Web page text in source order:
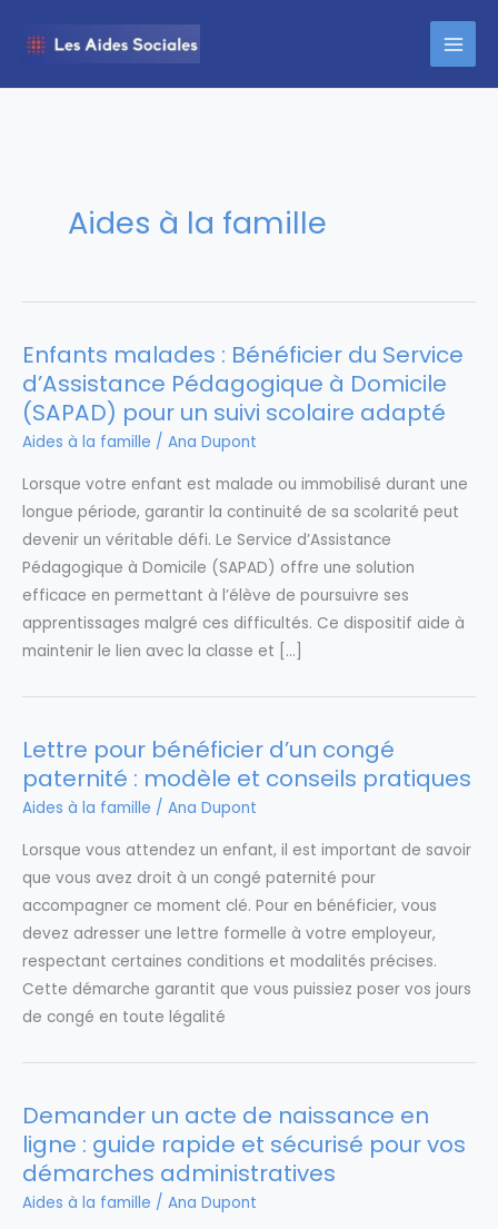
Aides à la famille
Enfants malades : Bénéficier du Service
d’Assistance Pédagogique à Domicile
(SAPAD) pour un suivi scolaire adapté
Aides à la famille / Ana Dupont
Lorsque votre enfant est malade ou immobilisé durant une
longue période, garantir la continuité de sa scolarité peut
devenir un véritable défi. Le Service d’Assistance
Pédagogique à Domicile (SAPAD) offre une solution
efficace en permettant à l’élève de poursuivre ses
apprentissages malgré ces difficultés. Ce dispositif aide à
maintenir le lien avec la classe et […]
Lettre pour bénéficier d’un congé
paternité : modèle et conseils pratiques
Aides à la famille / Ana Dupont
Lorsque vous attendez un enfant, il est important de savoir
que vous avez droit à un congé paternité pour
accompagner ce moment clé. Pour en bénéficier, vous
devez adresser une lettre formelle à votre employeur,
respectant certaines conditions et modalités précises.
Cette démarche garantit que vous puissiez poser vos jours
de congé en toute légalité
Demander un acte de naissance en
ligne : guide rapide et sécurisé pour vos
démarches administratives
Aides à la famille / Ana Dupont